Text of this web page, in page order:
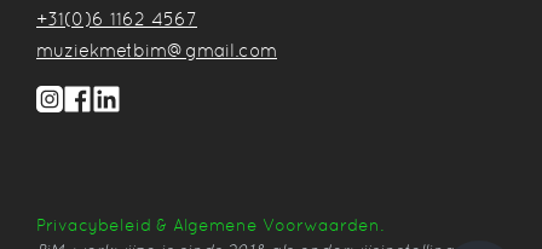
+31(0)6 1162 4567
muziekmetbim@gmail.com
Privacybeleid & Algemene Voorwaarden.
Jouw winkelwagen is op dit moment leeg.